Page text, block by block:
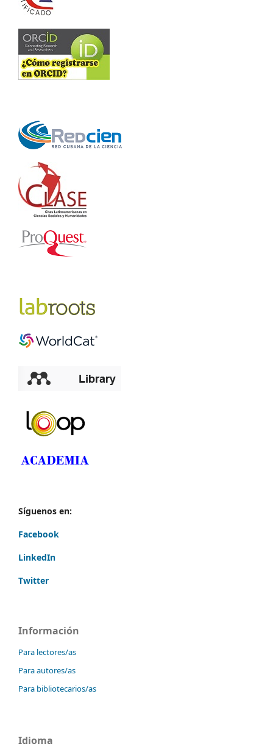
Síguenos en:
Facebook
LinkedIn
Twitter
Información
Para lectores/as
Para autores/as
Para bibliotecarios/as
Idioma